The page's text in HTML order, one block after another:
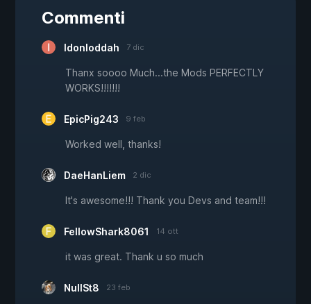
Commenti
Idonloddah 7 dic
Thanx soooo Much...the Mods PERFECTLY
WORKS!!!!!!!
EpicPig243 9 feb
Worked well, thanks!
DaeHanLiem 2 dic
It's awesome!!! Thank you Devs and team!!!
FellowShark8061 14 ott
it was great. Thank u so much
NullSt8 23 feb